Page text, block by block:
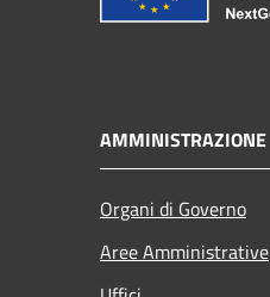
AMMINISTRAZIONE
Organi di Governo
Aree Amministrative